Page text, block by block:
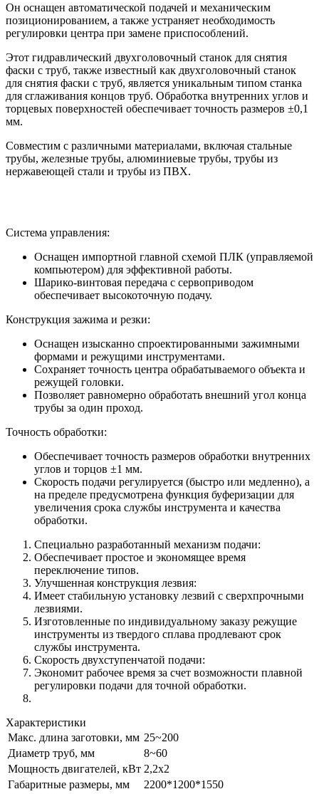
Он оснащен автоматической подачей и механическим
позиционированием, а также устраняет необходимость
регулировки центра при замене приспособлений.
Этот гидравлический двухголовочный станок для снятия
фаски с труб, также известный как двухголовочный станок
для снятия фаски с труб, является уникальным типом станка
для сглаживания концов труб. Обработка внутренних углов и
торцевых поверхностей обеспечивает точность размеров ±0,1
мм.
Совместим с различными материалами, включая стальные
трубы, железные трубы, алюминиевые трубы, трубы из
нержавеющей стали и трубы из ПВХ.
Система управления:
Оснащен импортной главной схемой ПЛК (управляемой
компьютером) для эффективной работы.
Шарико-винтовая передача с сервоприводом
обеспечивает высокоточную подачу.
Конструкция зажима и резки:
Оснащен изысканно спроектированными зажимными
формами и режущими инструментами.
Сохраняет точность центра обрабатываемого объекта и
режущей головки.
Позволяет равномерно обработать внешний угол конца
трубы за один проход.
Точность обработки:
Обеспечивает точность размеров обработки внутренних
углов и торцов ±1 мм.
Скорость подачи регулируется (быстро или медленно), а
на пределе предусмотрена функция буферизации для
увеличения срока службы инструмента и качества
обработки.
Специально разработанный механизм подачи:
Обеспечивает простое и экономящее время
переключение типов.
Улучшенная конструкция лезвия:
Имеет стабильную установку лезвий с сверхпрочными
лезвиями.
Изготовленные по индивидуальному заказу режущие
инструменты из твердого сплава продлевают срок
службы инструмента.
Скорость двухступенчатой подачи:
Экономит рабочее время за счет возможности плавной
регулировки подачи для точной обработки.
Характеристики
Макс. длина заготовки, мм 25~200
Диаметр труб, мм
8~60
Мощность двигателей, кВт 2,2х2
Габаритные размеры, мм
2200*1200*1550